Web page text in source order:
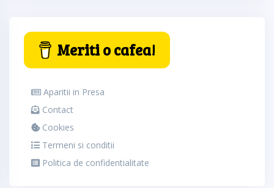
Meriti o cafea!
Aparitii in Presa
Contact
Cookies
Termeni si conditii
Politica de confidentialitate